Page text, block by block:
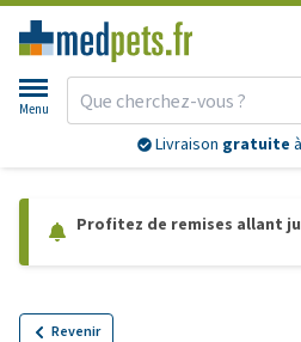
Menu
Livraison gratuite
Profitez de remises allant
Revenir